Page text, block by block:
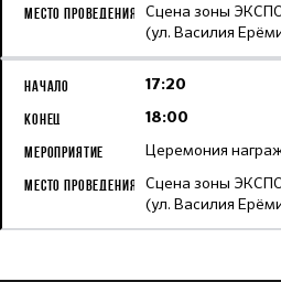
Сцена зоны
(ул. Василия
17:20
18:00
Церемония
Сцена зоны
(ул. Василия